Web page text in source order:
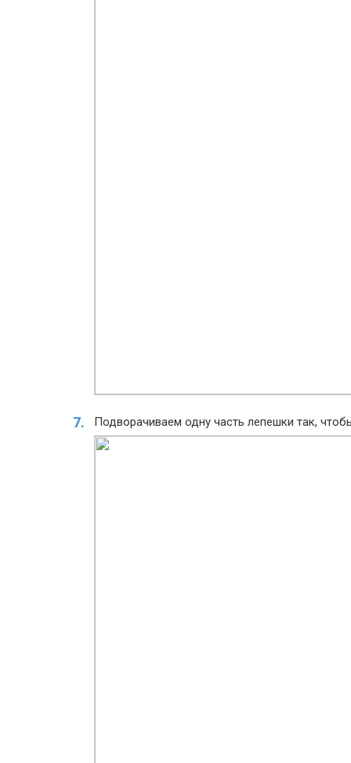
Подворачиваем одну часть лепешки так,